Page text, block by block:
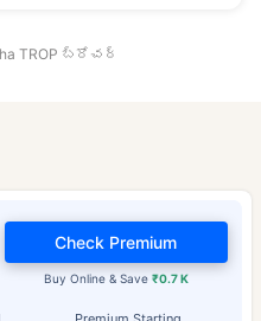
TROP బ్రోచర్
Buy Online & Save ₹0.7 K
Check Premium